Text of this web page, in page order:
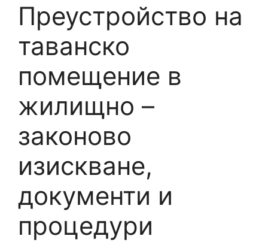
Преустройство на
таванско
помещение в
жилищно –
законово
изискване,
документи и
процедури